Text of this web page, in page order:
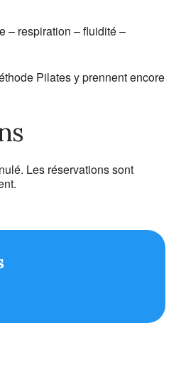
– respiration – fluidité –
Pilates y prennent encore
Les réservations sont